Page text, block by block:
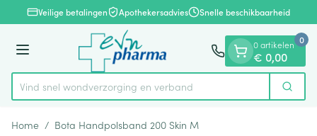
Ga naar de inhoud
1 van 1Veilige betalingen Apothekersadvies Snelle beschikbaarheid
Menu
Product, merk, categorie...
Vind snel wondverzorging en verband Zoek
0 artikelen
€ 0,00
0
Home / Bota Handpolsband 200 Skin M